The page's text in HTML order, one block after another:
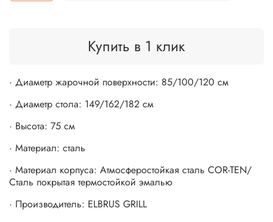
Купить в 1 клик
· Диаметр жарочной поверхности: 85/100/120 см
· Диаметр стола: 149/162/182 см
· Высота: 75 см
· Материал: сталь
· Материал корпуса: Атмосферостойкая сталь COR-TEN/
Сталь покрытая термостойкой эмалью
· Производитель: ELBRUS GRILL